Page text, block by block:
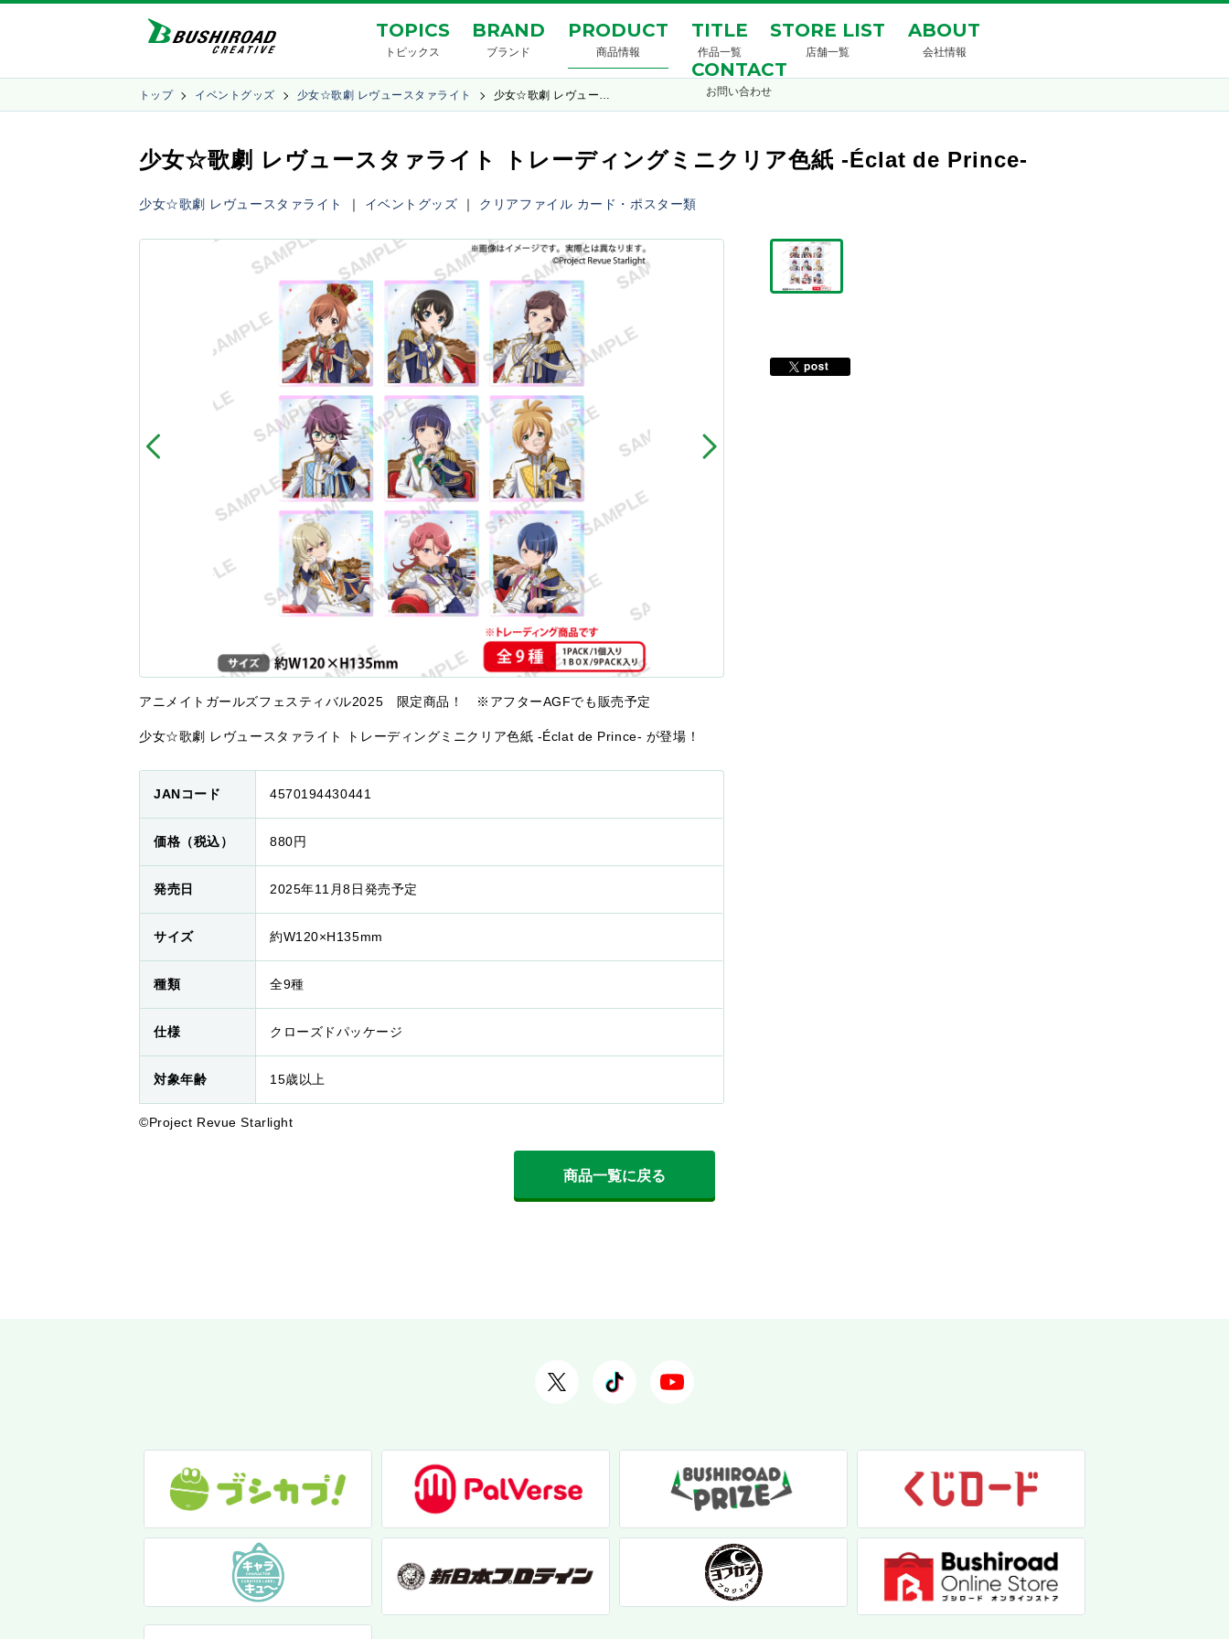
TOPICS
トピックス
BRAND
ブランド
PRODUCT
商品情報
TITLE
作品一覧
STORE LIST
店舗一覧
ABOUT
会社情報
CONTACT
お問い合わせ
トップ イベントグッズ 少女☆歌劇 レヴュースタァライト 少女☆歌劇 レヴュー…
少女☆歌劇 レヴュースタァライト トレーディングミニクリア色紙 -Éclat de Prince-
少女☆歌劇 レヴュースタァライト ｜ イベントグッズ ｜ クリアファイル カード・ポスター類
アニメイトガールズフェスティバル2025 限定商品！ ※アフターAGFでも販売予定
少女☆歌劇 レヴュースタァライト トレーディングミニクリア色紙 -Éclat de Prince- が登場！
JANコード 4570194430441
価格（税込） 880円
発売日 2025年11月8日発売予定
サイズ 約W120×H135mm
種類 全9種
仕様 クローズドパッケージ
対象年齢 15歳以上
©Project Revue Starlight
商品一覧に戻る